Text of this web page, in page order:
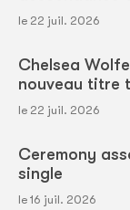
le 22 juil. 2026
Chelsea
nouveau titre
le 22 juil. 2026
Ceremony
single
le 16 juil. 2026